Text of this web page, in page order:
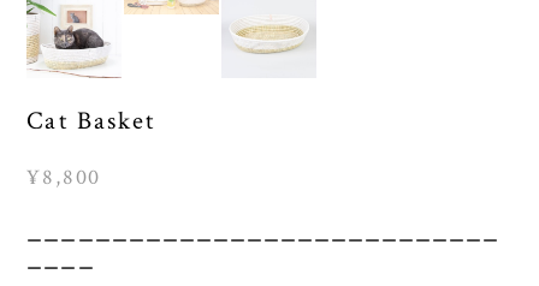
Cat Basket
¥8,800
ーーーーーーーーーーーーーーーーーーーーーーーーーーーー
ーーーー